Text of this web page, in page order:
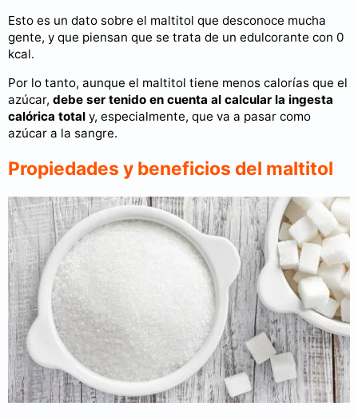
Esto es un dato sobre el maltitol que desconoce mucha
gente, y que piensan que se trata de un edulcorante con 0
kcal.
Por lo tanto, aunque el maltitol tiene menos calorías que el
azúcar, debe ser tenido en cuenta al calcular la ingesta
calórica total y, especialmente, que va a pasar como
azúcar a la sangre.
Propiedades y beneficios del maltitol